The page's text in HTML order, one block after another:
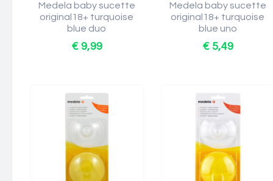
Medela baby sucette
original18+ turquoise
blue duo
€ 9,99
Medela baby sucette
original18+ turquoise
blue uno
€ 5,49